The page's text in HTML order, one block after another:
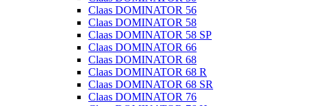
Claas DOMINATOR 56
Claas DOMINATOR 58
Claas DOMINATOR 58 SP
Claas DOMINATOR 66
Claas DOMINATOR 68
Claas DOMINATOR 68 R
Claas DOMINATOR 68 SR
Claas DOMINATOR 76